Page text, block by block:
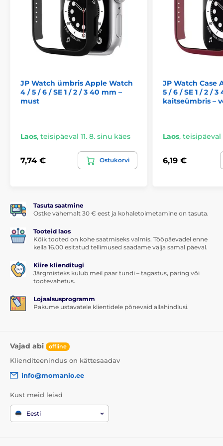
Toode kuulub kategooriatesse
Apple Watch 4 / 5 / 6 / SE 1 / 2 / 3, 40 mm
JP Watch ümbris Apple Watch
4 / 5 / 6 / SE 1 / 2 / 3 40 mm –
must
Laos, teisipäeval 11. 8. sinu käes
7,74 € Ostukorvi
JP Watch Case
5 / 6 / SE 1 / 2 /
kaitseümbris –
Laos, teisipäeval
6,19 €
Tasuta saatmine
Ostke vähemalt 30 € eest ja kohaletoimetamine on tasuta.
Tooteid laos
Kõik tooted on kohe saatmiseks valmis. Tööpäevadel enne
kella 16.00 esitatud tellimused saadame välja samal päeval.
Kiire klienditugi
Järgmisteks kulub meil paar tundi – tagastus, päring või
tootevahetus.
Lojaalsusprogramm
Pakume ustavatele klientidele põnevaid allahindlusi.
Vajad abi offline
Klienditeenindus on kättesaadav
info@momanio.ee
Kust meid leiad
Eesti